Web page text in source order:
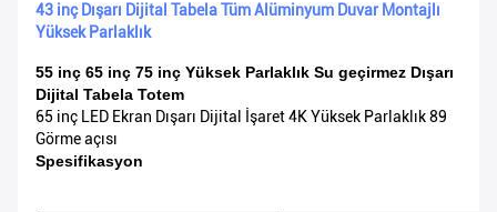
43 inç Dışarı Dijital Tabela Tüm Alüminyum Duvar Montajlı
Yüksek Parlaklık
55 inç 65 inç 75 inç Yüksek Parlaklık Su geçirmez Dışarı
Dijital Tabela Totem
65 inç LED Ekran Dışarı Dijital İşaret 4K Yüksek Parlaklık 89
Görme açısı
Spesifikasyon